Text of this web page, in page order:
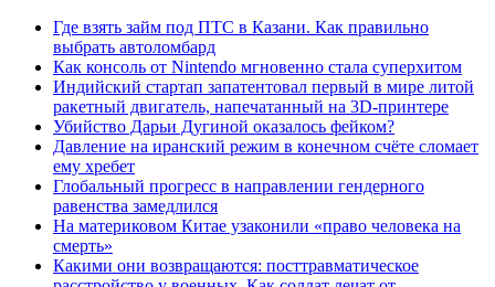
Где взять займ под ПТС в Казани. Как правильно
выбрать автоломбард
Как консоль от Nintendo мгновенно стала суперхитом
Индийский стартап запатентовал первый в мире литой
ракетный двигатель, напечатанный на 3D-принтере
Убийство Дарьи Дугиной оказалось фейком?
Давление на иранский режим в конечном счёте сломает
ему хребет
Глобальный прогресс в направлении гендерного
равенства замедлился
На материковом Китае узаконили «право человека на
смерть»
Какими они возвращаются: посттравматическое